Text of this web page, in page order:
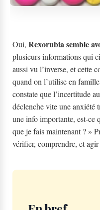
Oui, Rexorubia semble
plusieurs informations qui
aussi vu l’inverse, et cette
quand on l’utilise en
constate que l’incertitude
déclenche vite une anxiété
une info importante, est-ce
que je fais maintenant ? »
vérifier, comprendre, et agir